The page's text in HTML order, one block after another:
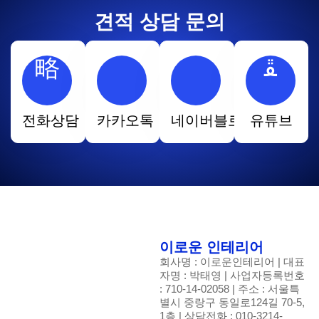
견적 상담 문의
전화상담 카카오톡 네이버블로그유튜브
이로운 인테리어
회사명 : 이로운인테리어 | 대표
자명 : 박태영 | 사업자등록번호
: 710-14-02058 | 주소 : 서울특
별시 중랑구 동일로124길 70-5,
1층 | 상담전화 : 010-3214-